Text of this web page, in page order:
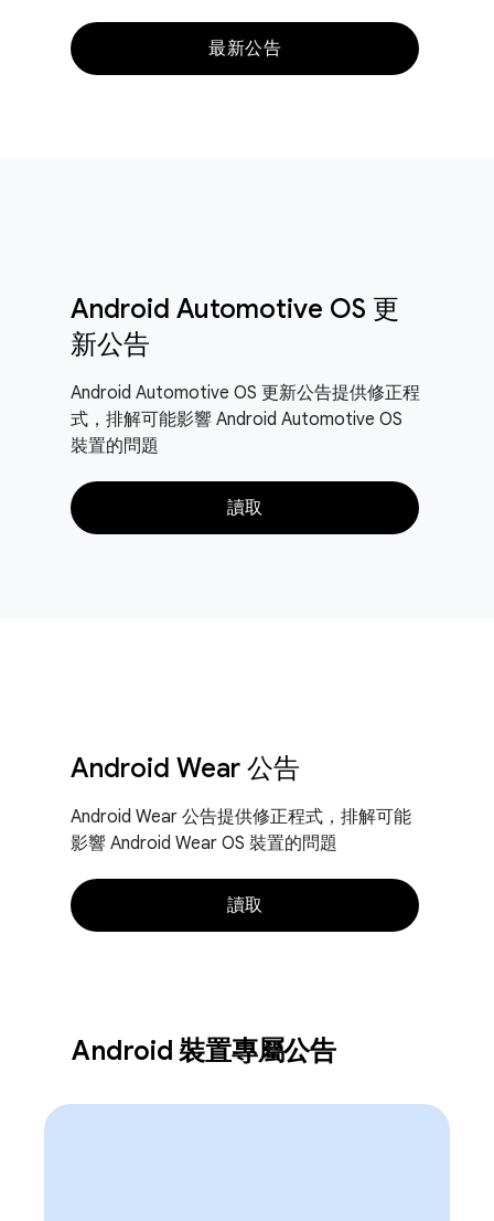
最新公告
Android Automotive OS 更
新公告
Android Automotive OS 更新公告提供修正程
式，排解可能影響 Android Automotive OS
裝置的問題
讀取
Android Wear 公告
Android Wear 公告提供修正程式，排解可能
影響 Android Wear OS 裝置的問題
讀取
Android 裝置專屬公告